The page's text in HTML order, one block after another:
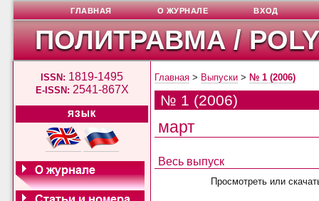
ПОЛИТРАВМА /
ISSN: 1819-1495
E-ISSN: 2541-867X
ЯЗЫК
ГЛАВНАЯ О ЖУРНАЛЕ ВХОД
Главная > Выпуски > № 1 (2006)
№ 1 (2006)
март
Весь выпуск
Просмотреть или